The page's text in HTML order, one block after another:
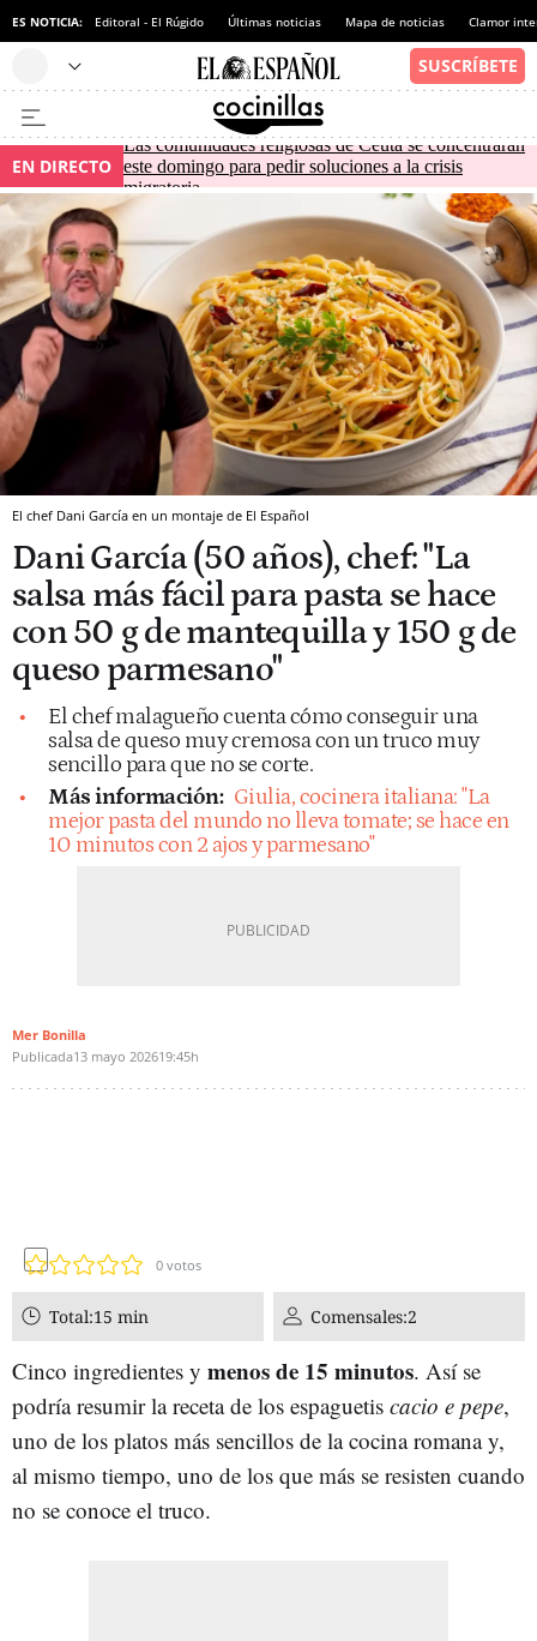
ES NOTICIA: Editoral - El Rúgido Últimas noticias Mapa de noticias Clamor
EN DIRECTO
Las comunidades religiosas de Ceuta se concentrarán
este domingo para pedir soluciones a la crisis
migratoria
El chef Dani García en un montaje de El Español
Dani García (50 años), chef: "La
salsa más fácil para pasta se hace
con 50 g de mantequilla y 150 g de
queso parmesano"
El chef malagueño cuenta cómo conseguir una
salsa de queso muy cremosa con un truco muy
sencillo para que no se corte.
Más información: Giulia, cocinera italiana: "La
mejor pasta del mundo no lleva tomate; se hace en
10 minutos con 2 ajos y parmesano"
Mer Bonilla
Publicada13 mayo 202619:45h
0 votos
Total:15 min Comensales:2
Cinco ingredientes y menos de 15 minutos. Así se
podría resumir la receta de los espaguetis cacio e pepe,
uno de los platos más sencillos de la cocina romana y,
al mismo tiempo, uno de los que más se resisten cuando
no se conoce el truco.